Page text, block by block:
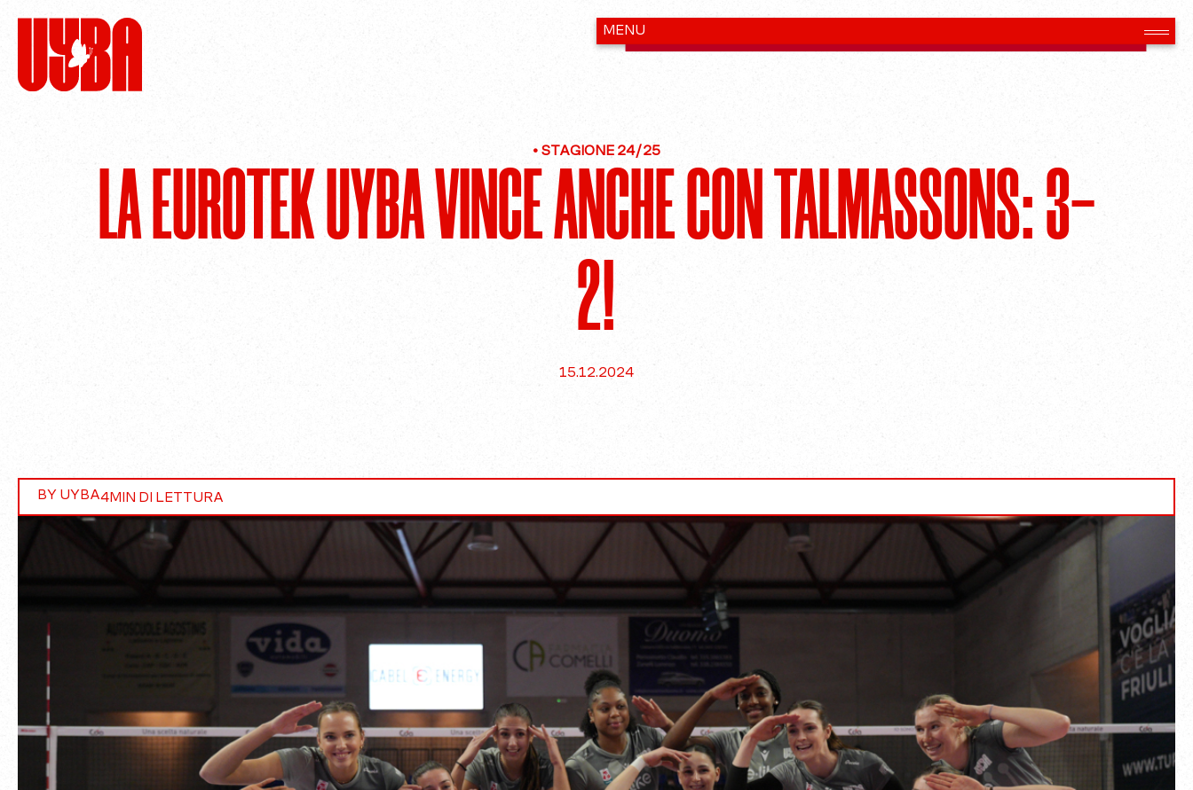
• STAGIONE 24/25
LA EUROTEK UYBA VINCE ANCHE CON TALMASSONS: 3-
2!
15.12.2024
BY UYBA MIN DI LETTURA
4